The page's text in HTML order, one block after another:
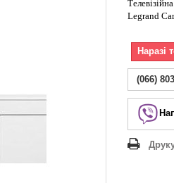
Classic
Valena Life
Legrand
Наразі
(066)